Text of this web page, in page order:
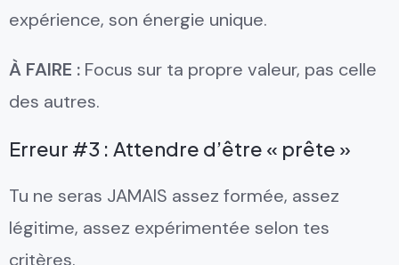
expérience, son énergie unique.
À FAIRE : Focus sur ta propre valeur, pas celle
des autres.
Erreur #3 : Attendre d’être « prête »
Tu ne seras JAMAIS assez formée, assez
légitime, assez expérimentée selon tes
critères.